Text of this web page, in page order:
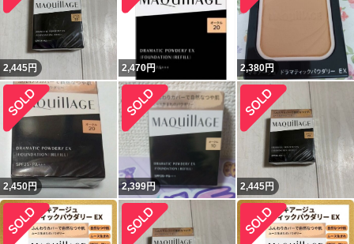
2,445円 2,470円 2,380円
2,450円 2,399円 2,445円